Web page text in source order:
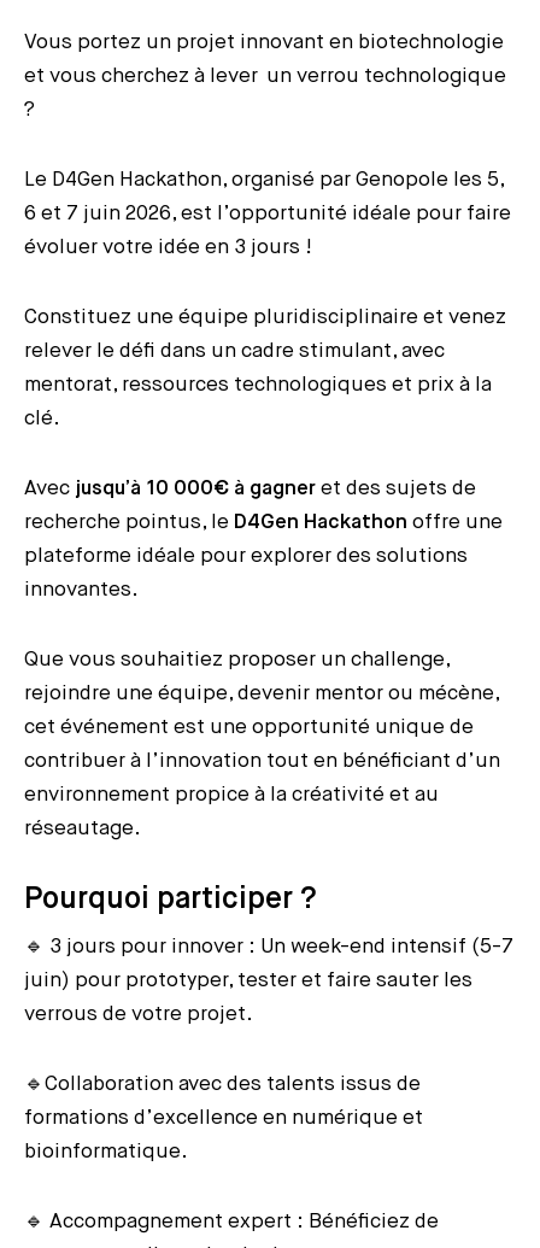
Vous portez un projet innovant en biotechnologie
et vous cherchez à lever un verrou technologique
?
Le D4Gen Hackathon, organisé par Genopole les 5,
6 et 7 juin 2026, est l’opportunité idéale pour faire
évoluer votre idée en 3 jours !
Constituez une équipe pluridisciplinaire et venez
relever le défi dans un cadre stimulant, avec
mentorat, ressources technologiques et prix à la
clé.
Avec jusqu’à 10 000€ à gagner et des sujets de
recherche pointus, le D4Gen Hackathon offre une
plateforme idéale pour explorer des solutions
innovantes.
Que vous souhaitiez proposer un challenge,
rejoindre une équipe, devenir mentor ou mécène,
cet événement est une opportunité unique de
contribuer à l’innovation tout en bénéficiant d’un
environnement propice à la créativité et au
réseautage.
Pourquoi participer ?
🔹 3 jours pour innover : Un week-end intensif (5-7
juin) pour prototyper, tester et faire sauter les
verrous de votre projet.
🔹Collaboration avec des talents issus de
formations d’excellence en numérique et
bioinformatique.
🔹 Accompagnement expert : Bénéficiez de